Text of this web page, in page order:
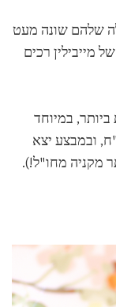
שלהם שונה מעט
מייבילין רכים
במיוחד
שעפרון אחד עולה 64 ש"ח, ובמבצע יצא